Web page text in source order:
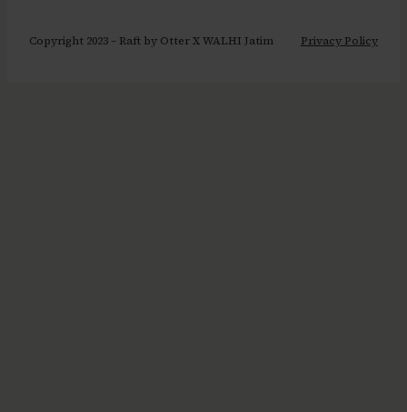
Copyright 2023 – Raft by Otter X WALHI Jatim Privacy Policy